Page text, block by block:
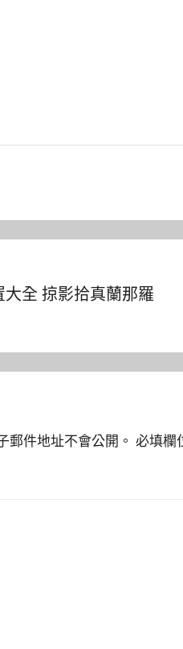
全 掠影拾真蘭那羅
郵件地址不會公開。 必填欄